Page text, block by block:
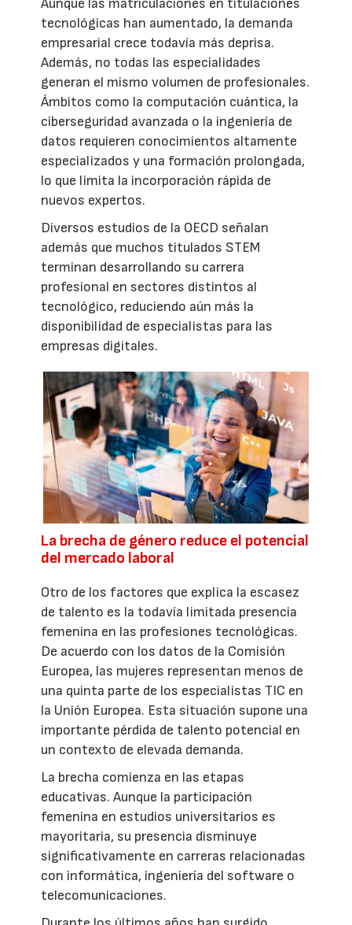
Aunque las matriculaciones en titulaciones
tecnológicas han aumentado, la demanda
empresarial crece todavía más deprisa.
Además, no todas las especialidades
generan el mismo volumen de profesionales.
Ámbitos como la computación cuántica, la
ciberseguridad avanzada o la ingeniería de
datos requieren conocimientos altamente
especializados y una formación prolongada,
lo que limita la incorporación rápida de
nuevos expertos.
Diversos estudios de la OECD señalan
además que muchos titulados STEM
terminan desarrollando su carrera
profesional en sectores distintos al
tecnológico, reduciendo aún más la
disponibilidad de especialistas para las
empresas digitales.
La brecha de género reduce el potencial
del mercado laboral
Otro de los factores que explica la escasez
de talento es la todavía limitada presencia
femenina en las profesiones tecnológicas.
De acuerdo con los datos de la Comisión
Europea, las mujeres representan menos de
una quinta parte de los especialistas TIC en
la Unión Europea. Esta situación supone una
importante pérdida de talento potencial en
un contexto de elevada demanda.
La brecha comienza en las etapas
educativas. Aunque la participación
femenina en estudios universitarios es
mayoritaria, su presencia disminuye
significativamente en carreras relacionadas
con informática, ingeniería del software o
telecomunicaciones.